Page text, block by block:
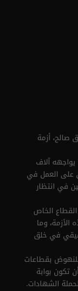
مع فاروق صالح، أزمة
آلاف
على العمل في
في انتظار
الخاص
وما
في خلق
بقطاعات
تكون بوابة
الشهادات.